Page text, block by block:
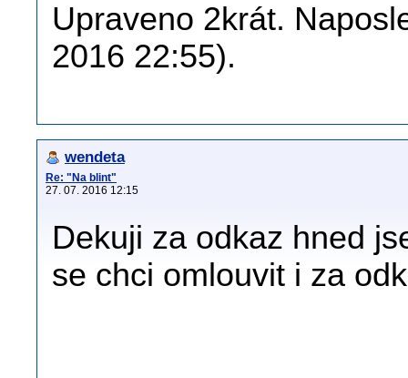
Upraveno 2krát.
2016 22:55).
wendeta
Re: "Na blint"
27. 07. 2016 12:15
Dekuji za odkaz hned
se chci omlouvit i za